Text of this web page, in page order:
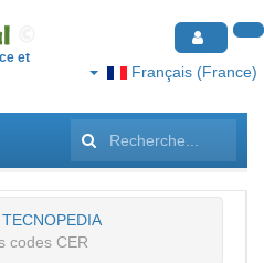
et
Français (France)
Rechercher
TECNOPEDIA
codes CER